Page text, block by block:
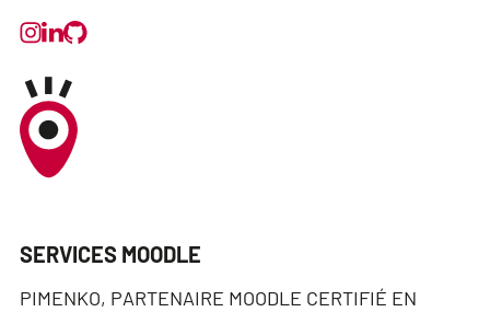
SERVICES MOODLE
PIMENKO, PARTENAIRE MOODLE CERTIFIÉ EN